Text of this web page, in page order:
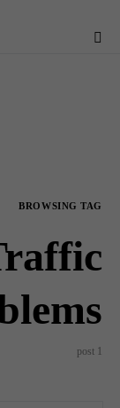
BROWSING TAG
1 post